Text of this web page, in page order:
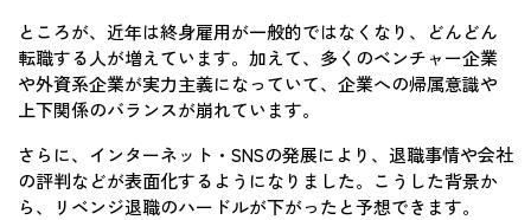
ところが、近年は終身雇用が一般的ではなくなり、どんどん
転職する人が増えています。加えて、多くのベンチャー企業
や外資系企業が実力主義になっていて、企業への帰属意識や
上下関係のバランスが崩れています。
さらに、インターネット・SNSの発展により、退職事情や会社
の評判などが表面化するようになりました。こうした背景か
ら、リベンジ退職のハードルが下がったと予想できます。